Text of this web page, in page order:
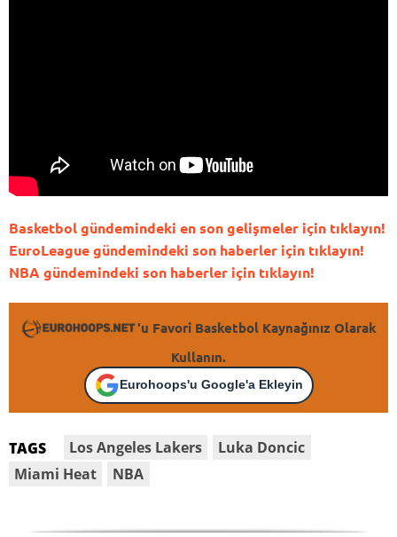
Basketbol gündemindeki en son gelişmeler için tıklayın!
EuroLeague gündemindeki son haberler için tıklayın!
NBA gündemindeki son haberler için tıklayın!
'u Favori Basketbol Kaynağınız Olarak
Kullanın.
Eurohoops'u Google'a Ekleyin
TAGS Los Angeles Lakers
Luka Doncic
Miami Heat
NBA